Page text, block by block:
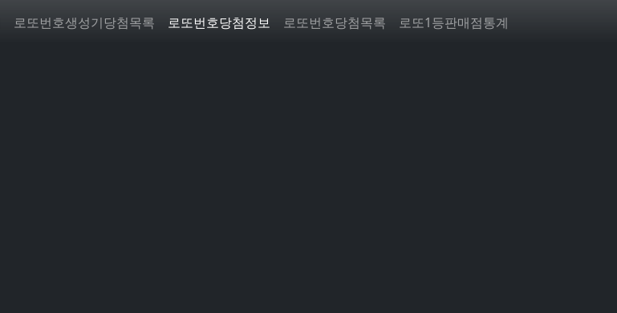
로또번호생성기당첨목록 로또번호당첨정보 로또번호당첨목록 로또1등판매점통계